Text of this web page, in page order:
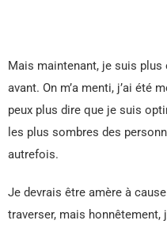
Mais maintenant, je suis plus
avant. On m’a menti, j’ai été
peux plus dire que je suis
les plus sombres des
autrefois.
Je devrais être amère à
traverser, mais honnêtement,